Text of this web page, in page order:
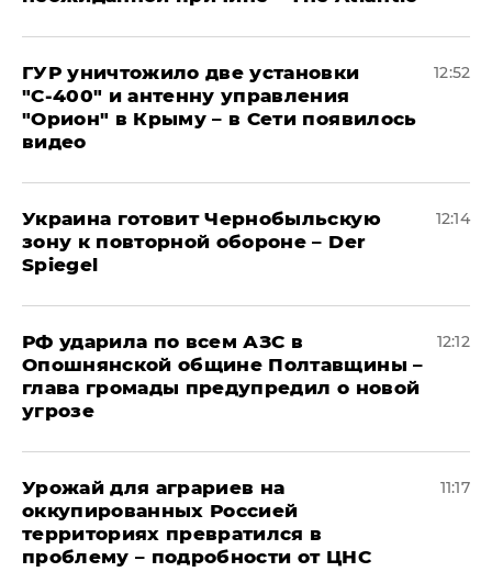
ГУР уничтожило две установки
"С‑400" и антенну управления
"Орион" в Крыму – в Сети появилось
видео
12:52
Украина готовит Чернобыльскую
зону к повторной обороне – Der
Spiegel
12:14
РФ ударила по всем АЗС в
Опошнянской общине Полтавщины –
глава громады предупредил о новой
угрозе
12:12
Урожай для аграриев на
оккупированных Россией
территориях превратился в
проблему – подробности от ЦНС
11:17